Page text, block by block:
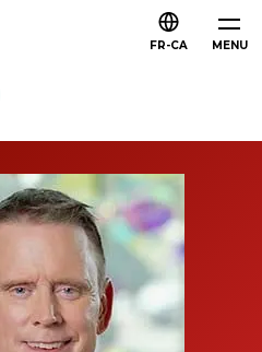
MENU
FR-CA